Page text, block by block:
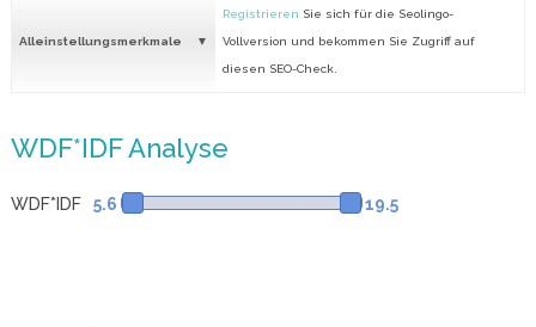
Alleinstellungsmerkmale
Registrieren Sie sich für die Seolingo-
Vollversion und bekommen Sie Zugriff auf
diesen SEO-Check.
WDF*IDF Analyse
WDF*IDF 5.6 19.5